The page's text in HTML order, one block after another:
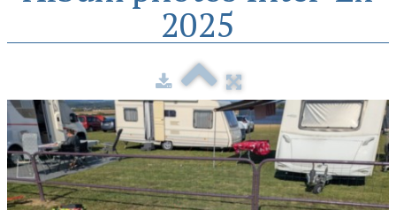
Inscription
Manifestations
Hebergements
2025